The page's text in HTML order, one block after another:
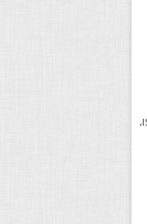
درک نوردهی – همراه با توضیح ISO،